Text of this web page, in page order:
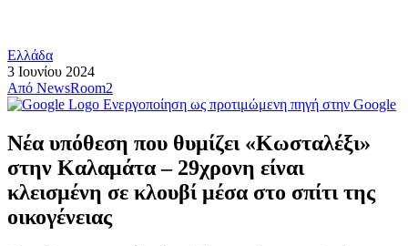
Ελλάδα
3 Ιουνίου 2024
Από NewsRoom2
Ενεργοποίηση ως προτιμώμενη πηγή στην Google
Νέα υπόθεση που θυμίζει «Κωσταλέξι»
στην Καλαμάτα – 29χρονη είναι
κλεισμένη σε κλουβί μέσα στο σπίτι της
οικογένειας